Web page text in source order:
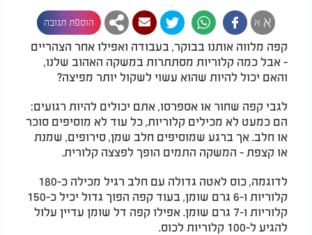
א א הוספת תגובה
קפה מלווה אותנו בבוקר, בעבודה ואפילו אחר הצהריים
- אבל כמה קלוריות מסתתרות במשקה האהוב שלנו,
והאם יכול להיות שהוא עשוי לשקול יותר מפיצה?
לגבי קפה שחור או אספרסו, אתם יכולים להיות רגועים:
הם כמעט לא מכילים קלוריות, כל עוד לא מוסיפים סוכר
או חלב. אך ברגע שמוסיפים חלב שמן, סירופים, שמנת
או קצפת - המשקה התמים הופך לפצצה קלורית.
לדוגמה, כוס לאטה גדולה עם חלב רגיל מכילה כ-180
קלוריות ו-6 גרם שומן, בעוד קפה הפוך גדול יכיל כ-150
קלוריות ו-7 גרם שומן. אפילו קפה דל שומן עדיין עלול
להגיע ל-100 קלוריות לכוס.